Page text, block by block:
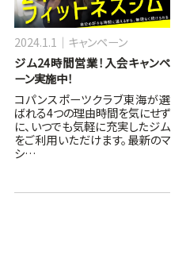
ジム24時間営業！入会キャンペ
ーン実施中！
2024.1.1 キャンペーン
コパンスポーツクラブ東海が選
ばれる4つの理由時間を気にせず
に、いつでも気軽に充実したジム
をご利用いただけます。最新のマ
シ…